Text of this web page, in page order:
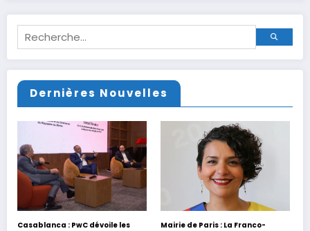
Dernières Nouvelles
Casablanca : PwC dévoile les
Mairie de Paris : La Franco-